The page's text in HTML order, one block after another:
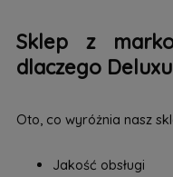
Sklep z
dlaczego
Oto, co wyróżnia nasz
Jakość obsługi